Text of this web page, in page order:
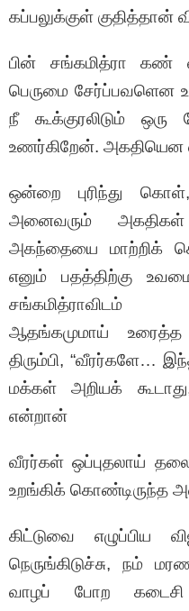
கப்பலுக்குள் குதித்தான்
பின் சங்கமித்ரா கண்
பெருமை
நீ கூக்குரலிடும்
உணர்கிறேன். அகதியென
ஒன்றை புரிந்து
அனைவரும்
அகந்தையை மாற்றிக்
எனும் பதத்திற்கு
ஆதங்கமுமாய்
திரும்பி, “வீரர்களே…
மக்கள் அறியக்
என்றான்
வீரர்கள் ஒப்புதலாய்
உறங்கிக் கொண்டிருந்த
கிட்டுவை எழுப்பிய
நெருங்கிடுச்சு, நம்
வாழப் போற